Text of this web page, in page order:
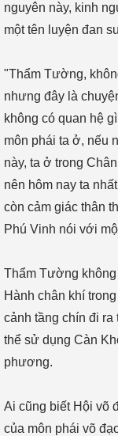
nguyên này, kinh
một tên luyện đan
"Thẩm Tường,
nhưng đây là
không có quan hệ
môn phái ta ở, nếu
này, ta ở trong
nên hôm nay ta
còn cảm giác thân
Phú Vinh nói với
Thẩm Tường
Hành chân khí
cảnh tầng chín đi ra
thể sử dụng Càn
phương.
Ai cũng biết Hội võ
của môn phái võ